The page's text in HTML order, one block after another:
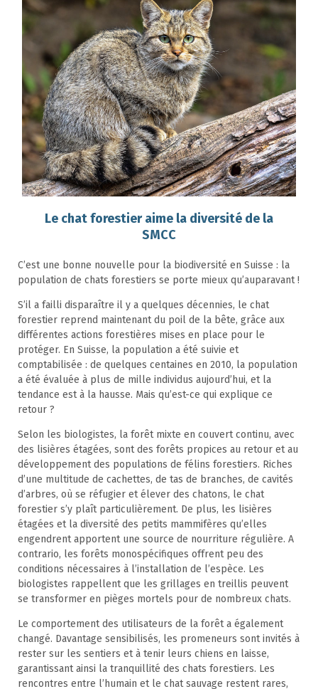
Le chat forestier aime la diversité de la
SMCC
C’est une bonne nouvelle pour la biodiversité en Suisse : la
population de chats forestiers se porte mieux qu’auparavant !
S’il a failli disparaître il y a quelques décennies, le chat
forestier reprend maintenant du poil de la bête, grâce aux
différentes actions forestières mises en place pour le
protéger. En Suisse, la population a été suivie et
comptabilisée : de quelques centaines en 2010, la population
a été évaluée à plus de mille individus aujourd’hui, et la
tendance est à la hausse. Mais qu’est-ce qui explique ce
retour ?
Selon les biologistes, la forêt mixte en couvert continu, avec
des lisières étagées, sont des forêts propices au retour et au
développement des populations de félins forestiers. Riches
d’une multitude de cachettes, de tas de branches, de cavités
d’arbres, où se réfugier et élever des chatons, le chat
forestier s’y plaît particulièrement. De plus, les lisières
étagées et la diversité des petits mammifères qu’elles
engendrent apportent une source de nourriture régulière. A
contrario, les forêts monospécifiques offrent peu des
conditions nécessaires à l’installation de l’espèce. Les
biologistes rappellent que les grillages en treillis peuvent
se transformer en pièges mortels pour de nombreux chats.
Le comportement des utilisateurs de la forêt a également
changé. Davantage sensibilisés, les promeneurs sont invités à
rester sur les sentiers et à tenir leurs chiens en laisse,
garantissant ainsi la tranquillité des chats forestiers. Les
rencontres entre l’humain et le chat sauvage restent rares,